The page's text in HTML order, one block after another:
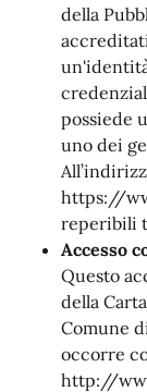
della
possiede
uno dei
https://
reperibili
Accesso
Questo
della
Comune
occorre
http://